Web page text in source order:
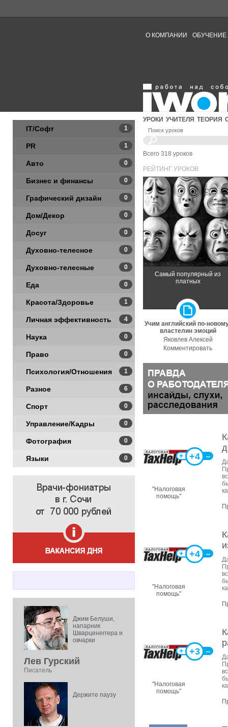
О КОМПАНИИ ОБУЧЕНИЕ
УРОКИ УЧИТЕЛЯ ТЕОРИЯ
Поиск уроков
Всего 318 уроков
РЕЙТИНГ УРОКОВ
Самый популярный из
платных
Учим английский по-
властелин эмоций
Яковлев Алексей
Комментировать
"Налоговая
помощь"
+4
+ ‒
"Налоговая
помощь"
+4
+ ‒
"Налоговая
помощь"
+3
+ ‒
IT/Софт 1
PR 1
Авто 0
Бизнес и финансы 0
Графический дизайн 0
Дом/Декор 0
Досуг 0
Духовно-телесное 0
Духовно-телесные
практики
0
Еда 0
Красота/Здоровье 1
Личная эффективность 4
Наука 0
Право 0
Психология/Отношения 1
Разное 6
Спорт 0
Управление/Кадры 0
Фотография 0
Языки 0
Джим Белуши,
напарник
Шварценеггера и
овчарки
Лев Гурский
Писатель
Держите паузу